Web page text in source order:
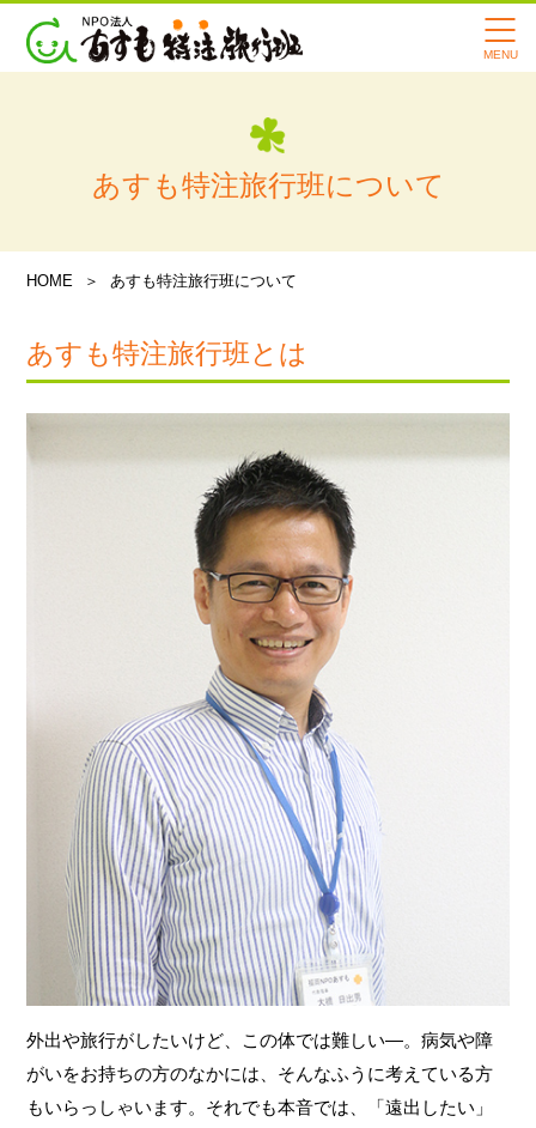
社案内
くある質問
知らせ
お問い合わせ
月～金 8:30~18:30
土 10:00~14:00
日、祝
※外出・旅行サービスは、年中無休
あすも特注旅行班について
HOME あすも特注旅行班について
あすも特注旅行班とは
外出や旅行がしたいけど、この体では難しい―。病気や障
がいをお持ちの方のなかには、そんなふうに考えている方
もいらっしゃいます。それでも本音では、「遠出したい」